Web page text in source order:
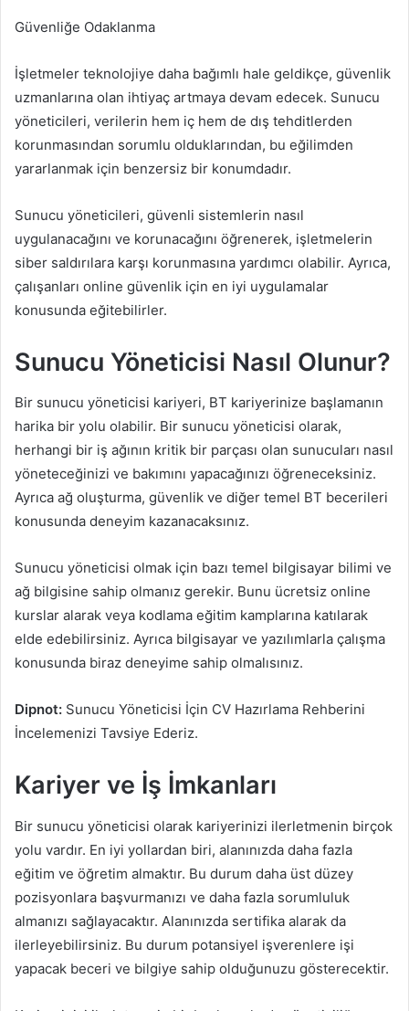
Güvenliğe Odaklanma
İşletmeler teknolojiye daha bağımlı hale geldikçe, güvenlik
uzmanlarına olan ihtiyaç artmaya devam edecek. Sunucu
yöneticileri, verilerin hem iç hem de dış tehditlerden
korunmasından sorumlu olduklarından, bu eğilimden
yararlanmak için benzersiz bir konumdadır.
Sunucu yöneticileri, güvenli sistemlerin nasıl
uygulanacağını ve korunacağını öğrenerek, işletmelerin
siber saldırılara karşı korunmasına yardımcı olabilir. Ayrıca,
çalışanları online güvenlik için en iyi uygulamalar
konusunda eğitebilirler.
Sunucu Yöneticisi Nasıl Olunur?
Bir sunucu yöneticisi kariyeri, BT kariyerinize başlamanın
harika bir yolu olabilir. Bir sunucu yöneticisi olarak,
herhangi bir iş ağının kritik bir parçası olan sunucuları nasıl
yöneteceğinizi ve bakımını yapacağınızı öğreneceksiniz.
Ayrıca ağ oluşturma, güvenlik ve diğer temel BT becerileri
konusunda deneyim kazanacaksınız.
Sunucu yöneticisi olmak için bazı temel bilgisayar bilimi ve
ağ bilgisine sahip olmanız gerekir. Bunu ücretsiz online
kurslar alarak veya kodlama eğitim kamplarına katılarak
elde edebilirsiniz. Ayrıca bilgisayar ve yazılımlarla çalışma
konusunda biraz deneyime sahip olmalısınız.
Dipnot: Sunucu Yöneticisi İçin CV Hazırlama Rehberini
İncelemenizi Tavsiye Ederiz.
Kariyer ve İş İmkanları
Bir sunucu yöneticisi olarak kariyerinizi ilerletmenin birçok
yolu vardır. En iyi yollardan biri, alanınızda daha fazla
eğitim ve öğretim almaktır. Bu durum daha üst düzey
pozisyonlara başvurmanızı ve daha fazla sorumluluk
almanızı sağlayacaktır. Alanınızda sertifika alarak da
ilerleyebilirsiniz. Bu durum potansiyel işverenlere işi
yapacak beceri ve bilgiye sahip olduğunuzu gösterecektir.